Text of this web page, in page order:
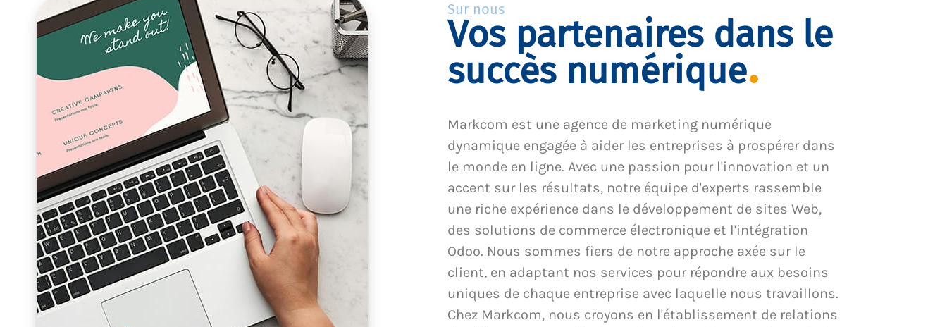
Sur nous
Vos partenaires dans le
succès numérique
Markcom est une agence de marketing numérique
dynamique engagée à aider les entreprises à prospérer dans
le monde en ligne. Avec une passion pour l'innovation et un
accent sur les résultats, notre équipe d'experts rassemble
une riche expérience dans le développement de sites Web,
des solutions de commerce électronique et l'intégration
Odoo. Nous sommes fiers de notre approche axée sur le
client, en adaptant nos services pour répondre aux besoins
uniques de chaque entreprise avec laquelle nous travaillons.
Chez Markcom, nous croyons en l'établissement de relations